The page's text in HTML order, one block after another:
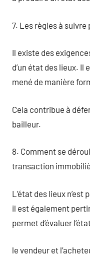
7. Les règles à
Il existe des
d’un état des lieux. Il
mené de manière
Cela contribue à
bailleur.
8. Comment se
transaction
L’état des lieux
il est également
permet d’évaluer
le vendeur et